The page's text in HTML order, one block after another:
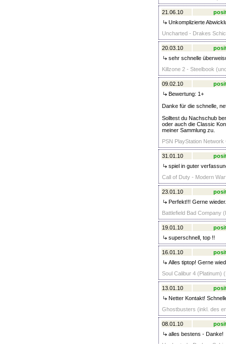
21.06.10
Unkomplizierte
Uncharted - Drakes
20.03.10
sehr schnelle
Killzone 2 - Steelbook
09.02.10
Bewertung: 1+
Danke für die schnelle,
Solltest du Nachschub
oder auch die Classic
meiner Sammlung zu.
PSN PlayStation
31.01.10
spiel in guter
Call of Duty - Modern
23.01.10
Perfekt!!! Gerne
Battlefield Bad Company
19.01.10
superschnell, top !!
16.01.10
Alles tiptop! Gerne
Soul Calibur 4 (Platinum)
13.01.10
Netter Kontakt!
Ghostbusters (inkl. des
08.01.10
alles bestens - Danke!